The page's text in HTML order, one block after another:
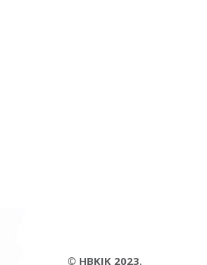
© HBKIK 2023.